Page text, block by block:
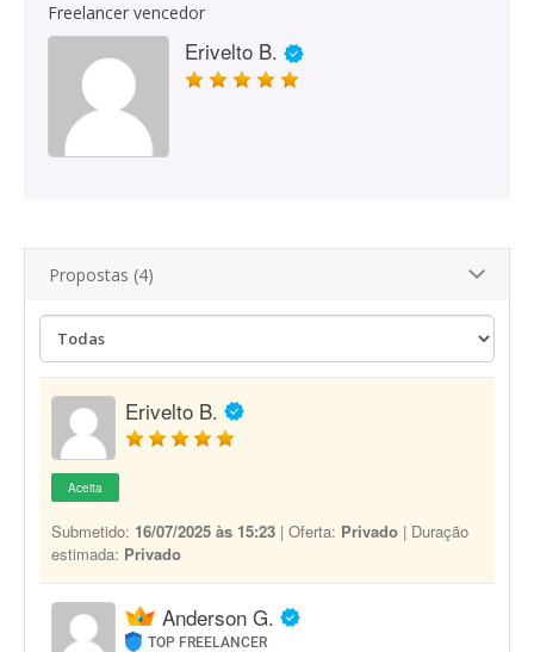
Freelancer vencedor
Erivelto B.
Propostas (4)
Erivelto B.
Aceita
Submetido: 16/07/2025 às 15:23 | Oferta: Privado | Duração
estimada: Privado
Anderson G.
TOP FREELANCER